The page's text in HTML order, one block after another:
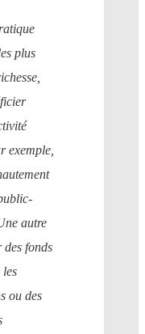
plus
exemple,
autre
fonds
les
ou des